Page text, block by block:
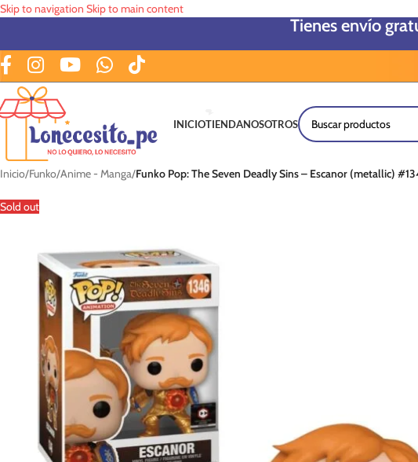
Skip to navigation Skip to main content
Tienes envío
INICIOTIENDANOSOTROS
Inicio/Funko/Anime - Manga/Funko Pop: The Seven Deadly Sins – Escanor (metallic)
Sold out